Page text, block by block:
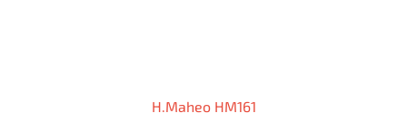
H.Maheo HM161